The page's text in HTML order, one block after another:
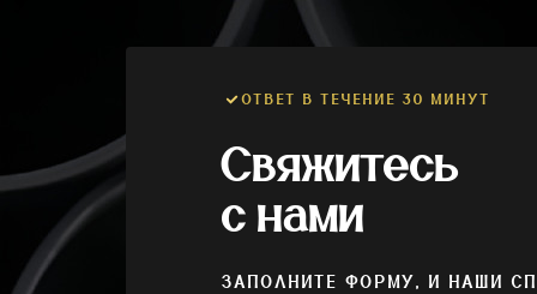
ОТВЕТ В ТЕЧЕНИЕ 30 МИНУТ
Свяжитесь
с нами
ЗАПОЛНИТЕ ФОРМУ, И НАШИ